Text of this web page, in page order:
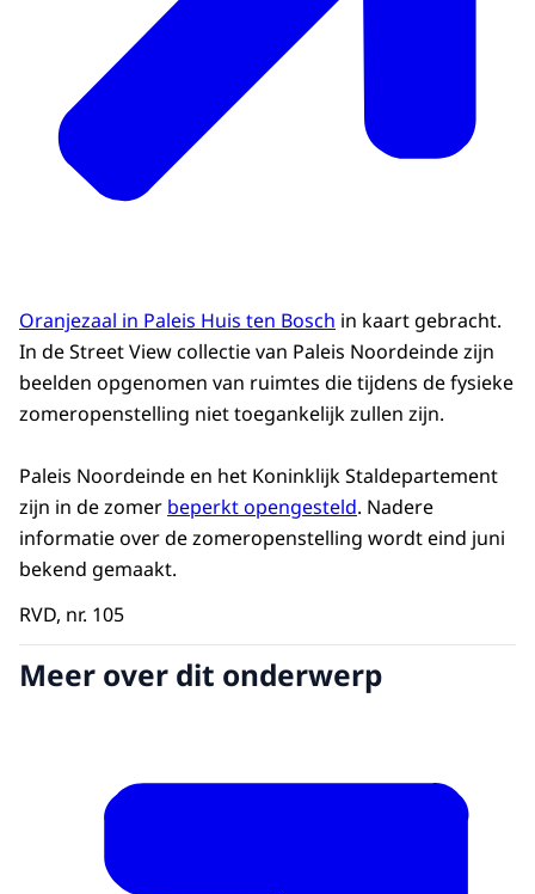
Oranjezaal in Paleis Huis ten Bosch in kaart gebracht.
In de Street View collectie van Paleis Noordeinde zijn
beelden opgenomen van ruimtes die tijdens de fysieke
zomeropenstelling niet toegankelijk zullen zijn.
Paleis Noordeinde en het Koninklijk Staldepartement
zijn in de zomer beperkt opengesteld. Nadere
informatie over de zomeropenstelling wordt eind juni
bekend gemaakt.
RVD, nr. 105
Meer over dit onderwerp